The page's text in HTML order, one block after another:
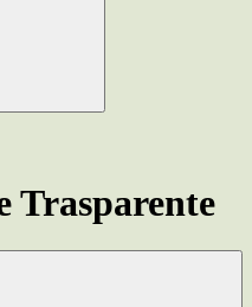
Trasparente